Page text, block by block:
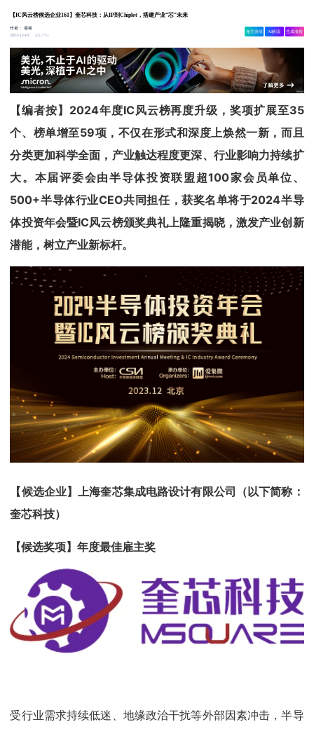
【IC风云榜候选企业161】奎芯科技：从IP到Chiplet，搭建产业“芯”未来
作者：项睿
2023-12-01
12.9w
相关舆情 AI解读 生成海报
【编者按】2024年度IC风云榜再度升级，奖项扩展至35
个、榜单增至59项，不仅在形式和深度上焕然一新，而且
分类更加科学全面，产业触达程度更深、行业影响力持续扩
大。本届评委会由半导体投资联盟超100家会员单位、
500+半导体行业CEO共同担任，获奖名单将于2024半导
体投资年会暨IC风云榜颁奖典礼上隆重揭晓，激发产业创新
潜能，树立产业新标杆。
【候选企业】上海奎芯集成电路设计有限公司（以下简称：
奎芯科技）
【候选奖项】年度最佳雇主奖
受行业需求持续低迷、地缘政治干扰等外部因素冲击，半导